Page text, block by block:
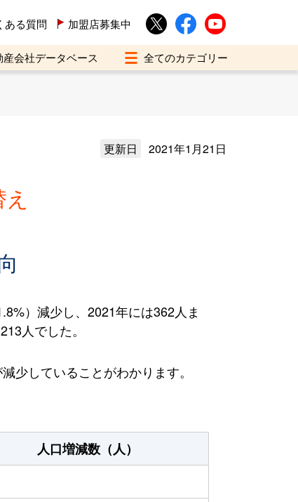
ある質問 加盟店募集中
産会社データベース
更新日 2021年1月21日
）減少し、2021年には362人ま
人でした。
少していることがわかります。
人口増減数（人）